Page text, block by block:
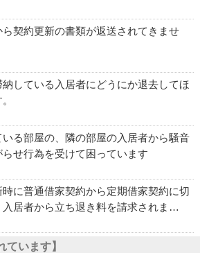
ら契約更新の書類が返送されてきませ
している入居者にどうにか退去してほ
いる部屋の、隣の部屋の入居者から騒音
せ行為を受けて困っています
に普通借家契約から定期借家契約に切
入居者から立ち退き料を請求されま…
ています】